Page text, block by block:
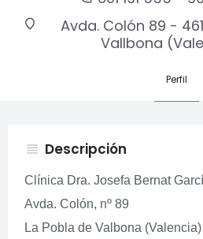
Avda. Colón 89 -
Vallbona
Perfil
view_headline Descripción
Clínica Dra. Josefa Bernat
Avda. Colón, nº 89
La Pobla de Valbona (Valencia)